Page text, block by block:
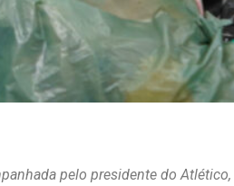
pelo presidente do